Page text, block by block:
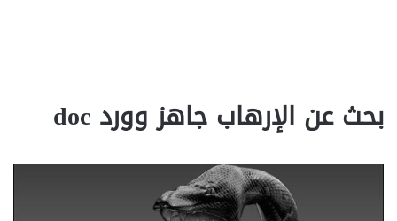
بحث عن الإرهاب جاهز وورد doc